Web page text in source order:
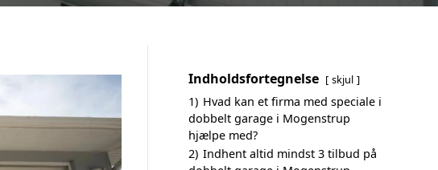
Indholdsfortegnelse skjul
1) Hvad kan et firma med speciale i
dobbelt garage i Mogenstrup
hjælpe med?
2) Indhent altid mindst 3 tilbud på